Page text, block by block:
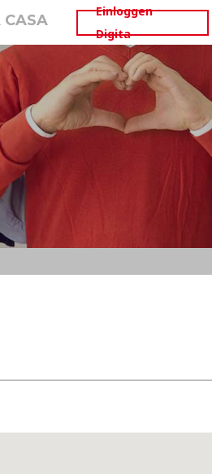
CASA
Einloggen
Digita